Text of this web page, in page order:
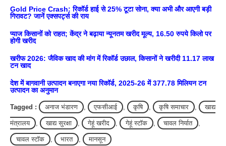
Gold Price Crash: रिकॉर्ड हाई से 25% टूटा सोना, क्या अभी और आएगी बड़ी
गिरावट? जानें एक्सपर्ट्स की राय
प्याज किसानों को राहत; केंद्र ने बढ़ाया न्यूनतम खरीद मूल्य, 16.50 रुपये किलो पर
होगी खरीद
खरीफ 2026: जैविक खाद की मांग में रिकॉर्ड उछाल, किसानों ने खरीदी 11.17 लाख
टन खाद
देश में बागवानी उत्पादन बनाएगा नया रिकॉर्ड, 2025-26 में 377.78 मिलियन टन
उत्पादन का अनुमान
Tagged : अनाज भंडारण , एफसीआई , कृषि , कृषि समाचार , खाद्य
मंत्रालय , खाद्य सुरक्षा , गेहूं खरीद , गेहूं स्टॉक , चावल निर्यात ,
चावल स्टॉक , भारत , मानसून